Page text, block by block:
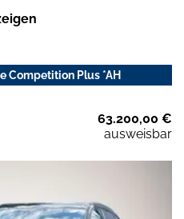
Competition Plus *AH
63.200,00 €
ausweisbar